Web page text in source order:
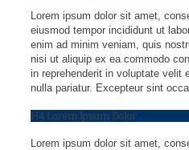
Lorem ipsum dolor sit amet,
eiusmod tempor incididunt ut
enim ad minim veniam, quis
nisi ut aliquip ex ea commodo
in reprehenderit in voluptate velit
nulla pariatur. Excepteur sint
H4 Lorem Ipsum Dolor
Lorem ipsum dolor sit amet,